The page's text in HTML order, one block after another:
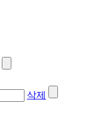
삭제